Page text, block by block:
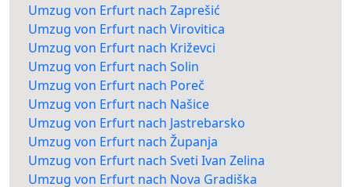
Umzug von Erfurt nach Zaprešić
Umzug von Erfurt nach Virovitica
Umzug von Erfurt nach Križevci
Umzug von Erfurt nach Solin
Umzug von Erfurt nach Poreč
Umzug von Erfurt nach Našice
Umzug von Erfurt nach Jastrebarsko
Umzug von Erfurt nach Županja
Umzug von Erfurt nach Sveti Ivan Zelina
Umzug von Erfurt nach Nova Gradiška